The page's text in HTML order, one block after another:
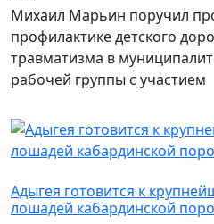
Михаил Марьин поручил
профилактике детского
травматизма в
рабочей группы с участием
Адыгея готовится к
лошадей кабардинской